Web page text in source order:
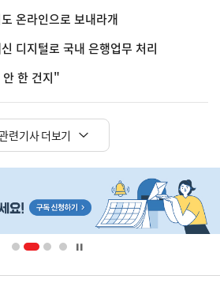
온라인으로 보내라개
디지털로 국내 은행업무 처리
한 건지"
련기사 더보기